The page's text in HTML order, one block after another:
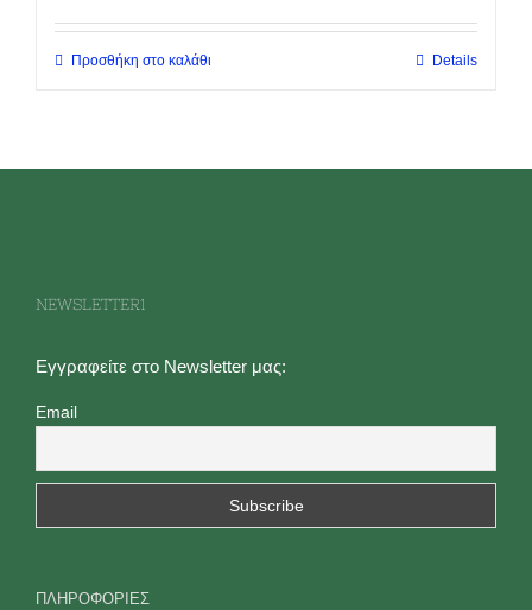
Προσθήκη στο καλάθι Details
NEWSLETTER1
Εγγραφείτε στο Newsletter μας:
Email
ΠΛΗΡΟΦΟΡΙΕΣ